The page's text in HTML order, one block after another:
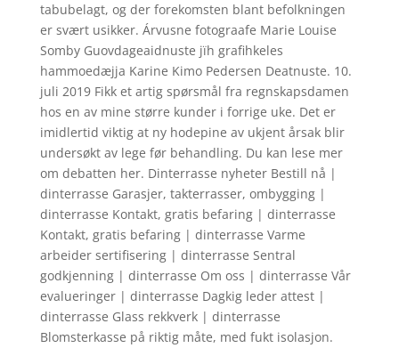
tabubelagt, og der forekomsten blant befolkningen
er svært usikker. Árvusne fotograafe Marie Louise
Somby Guovdageaidnuste jïh grafihkeles
hammoedæjja Karine Kimo Pedersen Deatnuste. 10.
juli 2019 Fikk et artig spørsmål fra regnskapsdamen
hos en av mine større kunder i forrige uke. Det er
imidlertid viktig at ny hodepine av ukjent årsak blir
undersøkt av lege før behandling. Du kan lese mer
om debatten her. Dinterrasse nyheter Bestill nå |
dinterrasse Garasjer, takterrasser, ombygging |
dinterrasse Kontakt, gratis befaring | dinterrasse
Kontakt, gratis befaring | dinterrasse Varme
arbeider sertifisering | dinterrasse Sentral
godkjenning | dinterrasse Om oss | dinterrasse Vår
evalueringer | dinterrasse Dagkig leder attest |
dinterrasse Glass rekkverk | dinterrasse
Blomsterkasse på riktig måte, med fukt isolasjon.